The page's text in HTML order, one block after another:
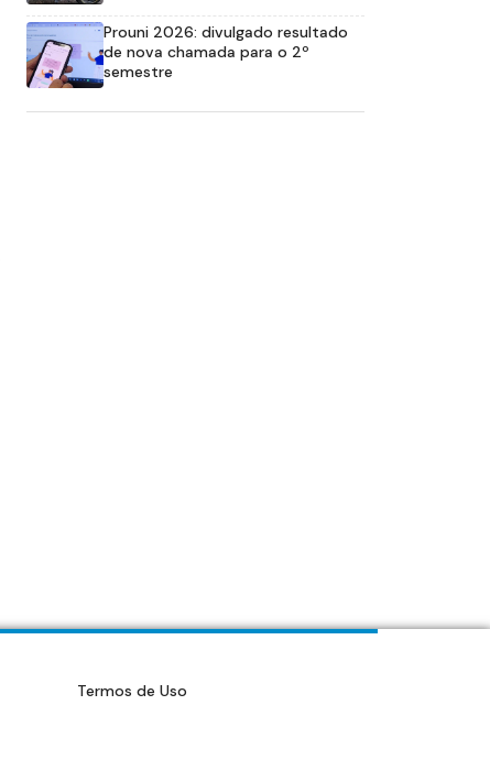
Prouni 2026: divulgado resultado
de nova chamada para o 2º
semestre
Termos de Uso